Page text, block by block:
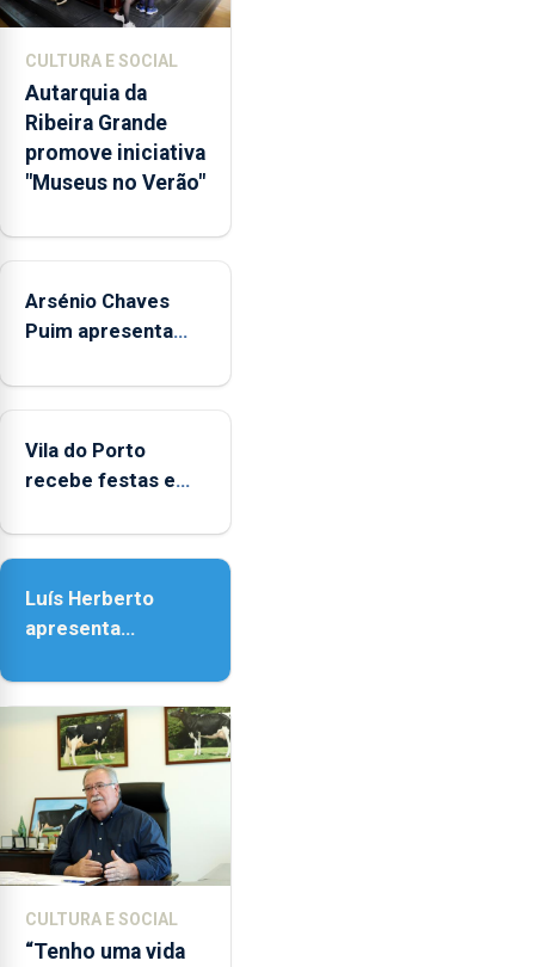
núcleos
integrados
na
Rede
Municipal
de
aos
durante
o
de
entre
as
e
as
18h00.
CULTURA E SOCIAL
Autarquia da
Ribeira Grande
promove iniciativa
"Museus no Verão"
Arsénio Chaves
Puim apresenta
de Vila do Porto
Vila do Porto
recebe festas em
Senhora da
Luís Herberto
apresenta
Paisagem’
CULTURA E SOCIAL
“Tenho uma vida